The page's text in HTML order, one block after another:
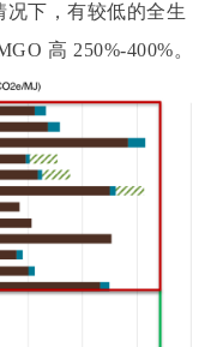
下，有较低的全生
高 250%-400%。